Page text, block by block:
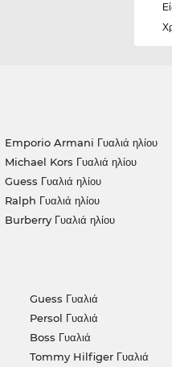
Emporio Armani Γυαλιά ηλίου
Michael Kors Γυαλιά ηλίου
Guess Γυαλιά ηλίου
Ralph Γυαλιά ηλίου
Burberry Γυαλιά ηλίου
Guess Γυαλιά
Persol Γυαλιά
Boss Γυαλιά
Tommy Hilfiger Γυαλιά